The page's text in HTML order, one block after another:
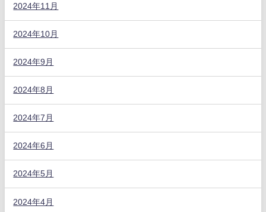
2024年11月
2024年10月
2024年9月
2024年8月
2024年7月
2024年6月
2024年5月
2024年4月